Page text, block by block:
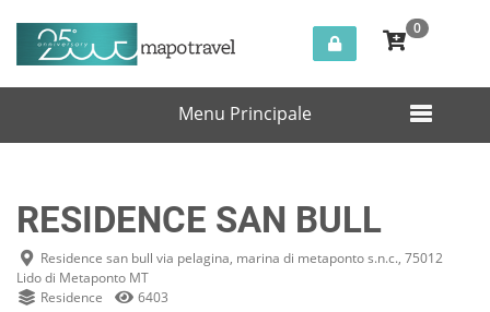
0
Menu Principale
Lido di Metaponto RESIDENCE SAN BULL
RESIDENCE SAN BULL
Residence san bull via pelagina, marina di metaponto s.n.c., 75012
Lido di Metaponto MT
Residence
6403